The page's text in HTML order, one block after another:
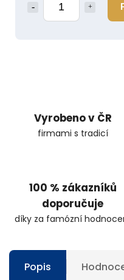
Vyrobeno v ČR
firmami s tradicí
100 % zákazníků
doporučuje
díky za famózní
Popis